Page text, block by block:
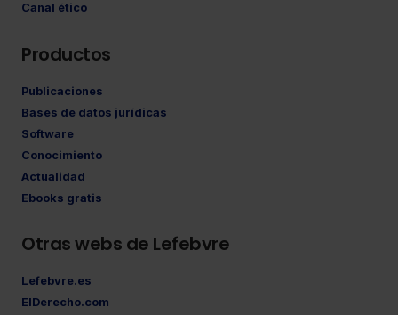
Canal ético
Productos
Publicaciones
Bases de datos jurídicas
Software
Conocimiento
Actualidad
Ebooks gratis
Otras webs de Lefebvre
Lefebvre.es
ElDerecho.com